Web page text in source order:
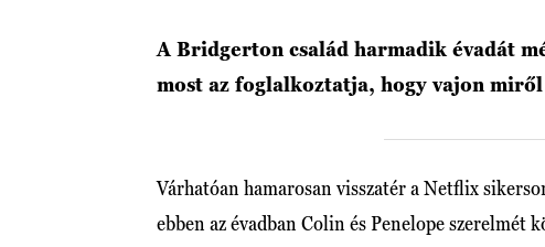
A Bridgerton család harmadik évadát
most az foglalkoztatja, hogy vajon
Várhatóan hamarosan visszatér a Netflix
ebben az évadban Colin és Penelope szerelmét